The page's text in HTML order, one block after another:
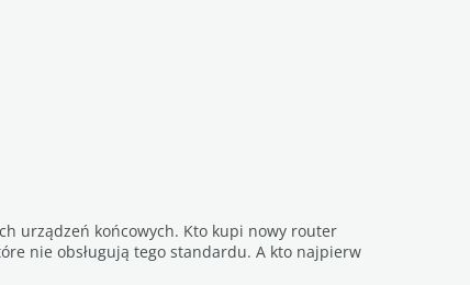
urządzeń końcowych. Kto kupi nowy router
nie obsługują tego standardu. A kto najpierw